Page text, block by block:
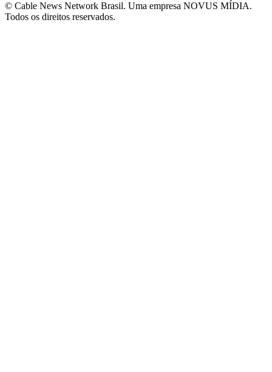
© Cable News Network Brasil. Uma empresa NOVUS MÍDIA.
Todos os direitos reservados.